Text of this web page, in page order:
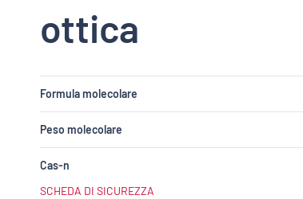
ottica
Formula molecolare
Peso molecolare
Cas-n
SCHEDA DI SICUREZZA